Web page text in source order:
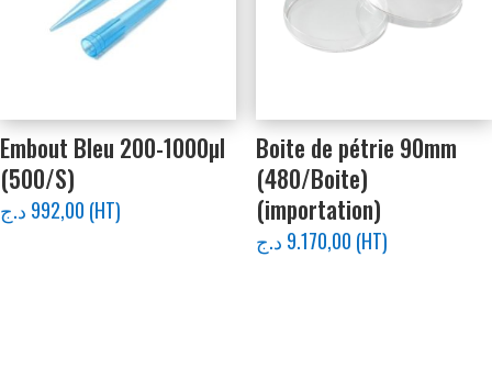
Embout Bleu 200-1000µl
(500/S)
992,00 د.ج (HT)
Boite de pétrie 90mm
(480/Boite)
(importation)
9.170,00 د.ج (HT)